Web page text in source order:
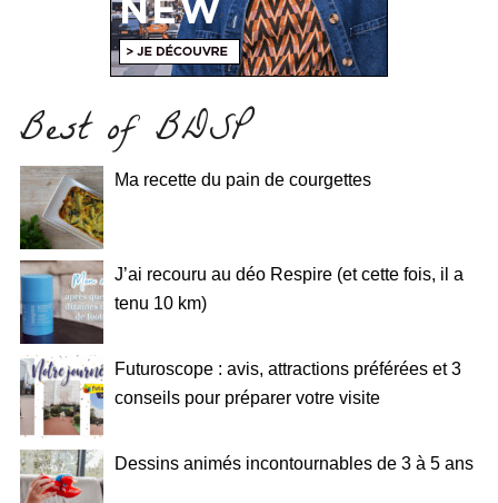
Best of BDSP
Ma recette du pain de courgettes
J’ai recouru au déo Respire (et cette fois, il a
tenu 10 km)
Futuroscope : avis, attractions préférées et 3
conseils pour préparer votre visite
Dessins animés incontournables de 3 à 5 ans